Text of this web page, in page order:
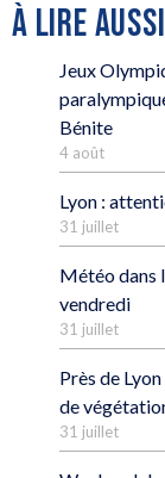
À LIRE AUSSI
Jeux
Bénite
4 août
Lyon :
31 juillet
Météo dans
vendredi
31 juillet
Près de
de
31 juillet